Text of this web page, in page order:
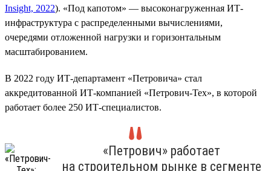
Insight, 2022). «Под капотом» — высоконагруженная ИТ-
инфраструктура с распределенными вычислениями,
очередями отложенной нагрузки и горизонтальным
масштабированием.
В 2022 году ИТ-департамент «Петровича» стал
аккредитованной ИТ-компанией «Петрович-Тех», в которой
работает более 250 ИТ-специалистов.
«Петрович» работает
на строительном рынке в сегменте